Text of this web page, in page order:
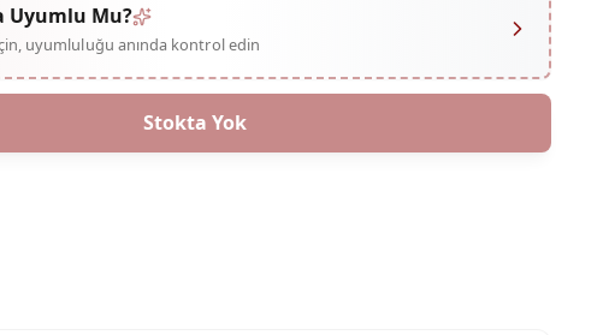
Uyumlu Mu?
uyumluluğu anında kontrol edin
Stokta Yok